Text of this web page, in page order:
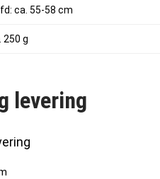
ca. 55-58 cm
250 g
levering